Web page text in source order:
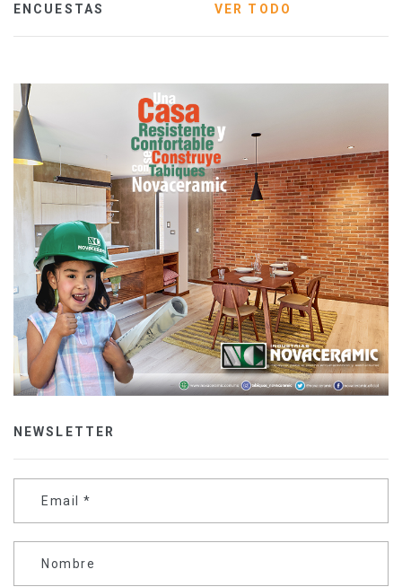
ENCUESTAS VER TODO
NEWSLETTER
Email *
Nombre